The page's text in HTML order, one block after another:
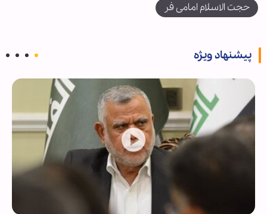
حجت الاسلام امامی فر
پیشنهاد ویژه